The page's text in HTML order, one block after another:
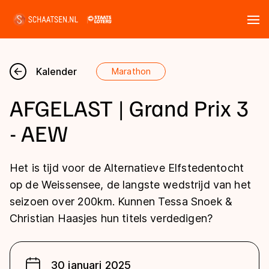
Nieuws
Kalender
Marathon
Langebaan
Shorttrack
Inlineskaten
Uitslagen
Langebaan
Shorttrack
Marathon
Ranglijsten Langebaan
Kalender Marathon
30 januari 2025
AFGELAST | Grand Prix 3
- AEW
Het is tijd voor de Alternatieve Elfstedentocht
op de Weissensee, de langste wedstrijd van het
seizoen over 200km. Kunnen Tessa Snoek &
Christian Haasjes hun titels verdedigen?